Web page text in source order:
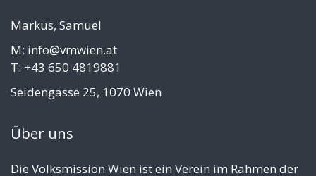
Markus, Samuel
M: info@vmwien.at
T: +43 650 4819881
Seidengasse 25, 1070 Wien
Über uns
Die Volksmission Wien ist ein Verein im Rahmen der